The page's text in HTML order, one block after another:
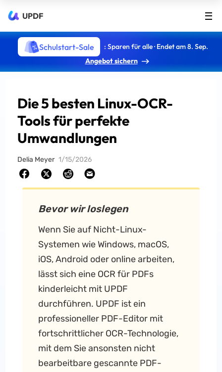
UPDF
Schulstart-Sale
: Sparen für alle · Endet am 8. Sep.
Angebot sichern
Die 5 besten Linux-OCR-
Tools für perfekte
Umwandlungen
Delia Meyer 1/15/2026
Bevor wir loslegen
Wenn Sie auf Nicht-Linux-
Systemen wie Windows, macOS,
iOS, Android oder online arbeiten,
lässt sich eine OCR für PDFs
kinderleicht mit UPDF
durchführen. UPDF ist ein
professioneller PDF-Editor mit
fortschrittlicher OCR-Technologie,
mit dem Sie ansonsten nicht
bearbeitbare gescannte PDF-